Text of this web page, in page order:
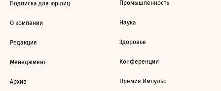
Подписка для юр.лиц
О компании
Редакция
Менеджмент
Архив
Промышленность
Наука
Здоровье
Конференции
Премия Импульс